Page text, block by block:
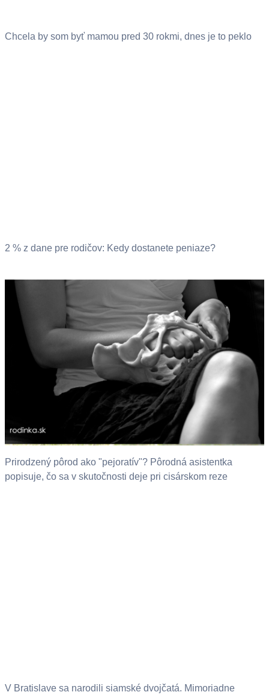
Chcela by som byť mamou pred 30 rokmi, dnes je to peklo
2 % z dane pre rodičov: Kedy dostanete peniaze?
Prirodzený pôrod ako "pejoratív"? Pôrodná asistentka
popisuje, čo sa v skutočnosti deje pri cisárskom reze
V Bratislave sa narodili siamské dvojčatá. Mimoriadne